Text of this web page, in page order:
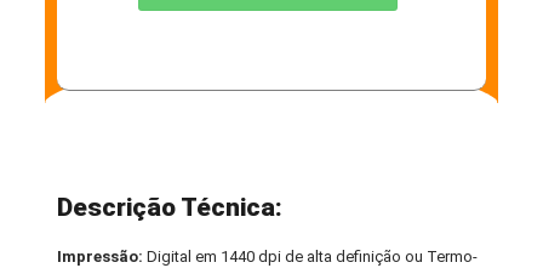
Descrição Técnica:
Impressão: Digital em 1440 dpi de alta definição ou Termo-